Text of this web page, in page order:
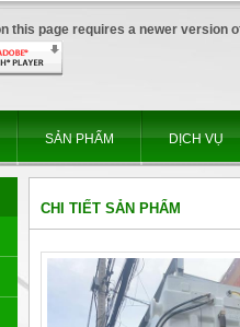
this page requires a newer version
SẢN PHẨM DỊCH VỤ
CHI TIẾT SẢN PHẨM